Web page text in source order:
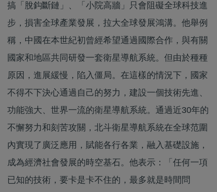
搞「脫鈎斷鏈」、「小院高牆」只會阻礙全球科技進
步，損害全球產業發展，拉大全球發展鴻溝。他舉例
稱，中國在本世紀初曾經希望通過國際合作，與有關
國家和地區共同研發一套衛星導航系統。但由於種種
原因，進展緩慢，陷入僵局。在這樣的情況下，國家
不得不下決心通過自己的努力，建設一個技術先進、
功能強大、世界一流的衛星導航系統。通過近30年的
不懈努力和刻苦攻關，北斗衛星導航系統在全球范圍
內實現了廣泛應用，賦能各行各業，融入基礎設施，
成為經濟社會發展的時空基石。他表示：「任何一項
已知的技術，要卡是卡不住的，最多就是時間問